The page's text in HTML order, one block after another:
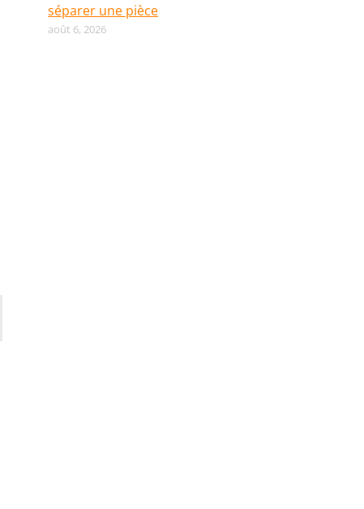
séparer une pièce
août 6, 2026